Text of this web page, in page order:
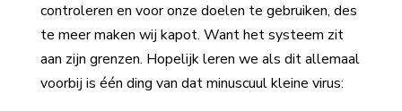
controleren en voor onze doelen te gebruiken, des
te meer maken wij kapot. Want het systeem zit
aan zijn grenzen. Hopelijk leren we als dit allemaal
voorbij is één ding van dat minuscuul kleine virus: